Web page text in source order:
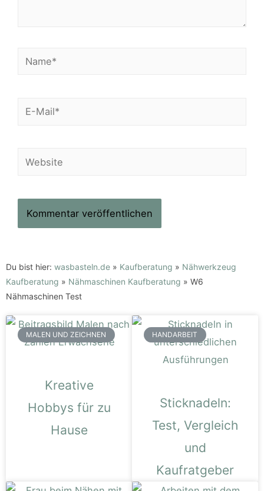
Du bist hier: wasbasteln.de » Kaufberatung » Nähwerkzeug
Kaufberatung » Nähmaschinen Kaufberatung » W6
Nähmaschinen Test
MALEN UND ZEICHNEN
Kreative
Hobbys für zu
Hause
HANDARBEIT
Sticknadeln:
Test, Vergleich
und
Kaufratgeber